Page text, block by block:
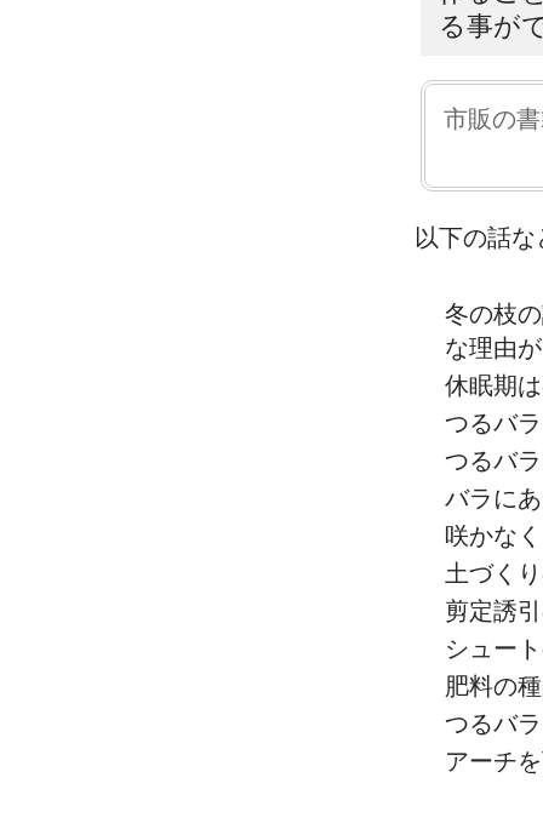
る事が
市販の
以下の話
冬の枝
な理由
休眠期
つるバ
つるバ
バラに
咲かな
土づく
剪定誘
シュー
肥料の
つるバ
アーチ